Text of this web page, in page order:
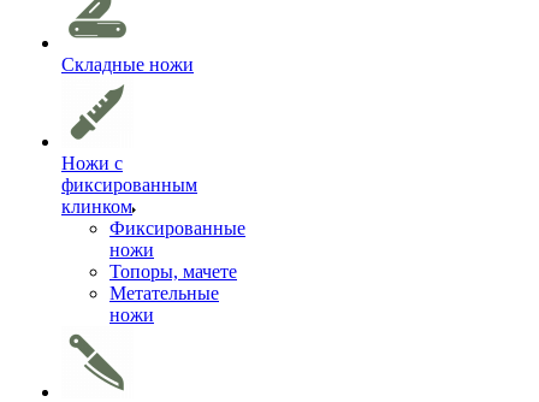
Складные ножи
Ножи с
фиксированным
клинком
Фиксированные
ножи
Топоры, мачете
Метательные
ножи